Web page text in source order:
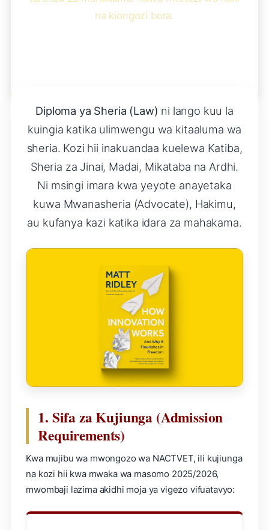
na kiongozi bora.
Diploma ya Sheria (Law) ni lango kuu la
kuingia katika ulimwengu wa kitaaluma wa
sheria. Kozi hii inakuandaa kuelewa Katiba,
Sheria za Jinai, Madai, Mikataba na Ardhi.
Ni msingi imara kwa yeyote anayetaka
kuwa Mwanasheria (Advocate), Hakimu,
au kufanya kazi katika idara za mahakama.
1. Sifa za Kujiunga (Admission
Requirements)
Kwa mujibu wa mwongozo wa NACTVET, ili kujiunga
na kozi hii kwa mwaka wa masomo 2025/2026,
mwombaji lazima akidhi moja ya vigezo vifuatavyo: